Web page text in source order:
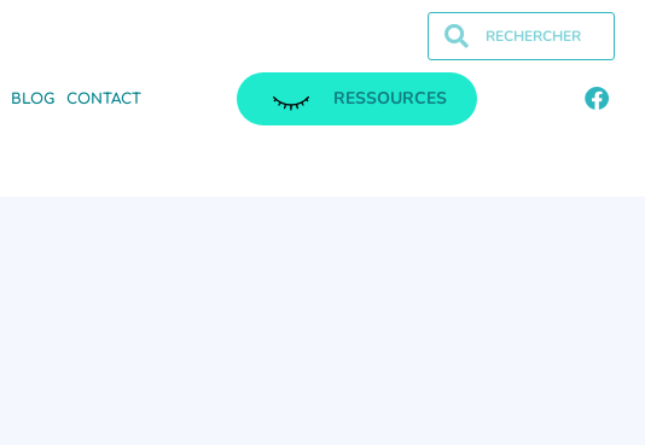
BLOG CONTACT RESSOURCES